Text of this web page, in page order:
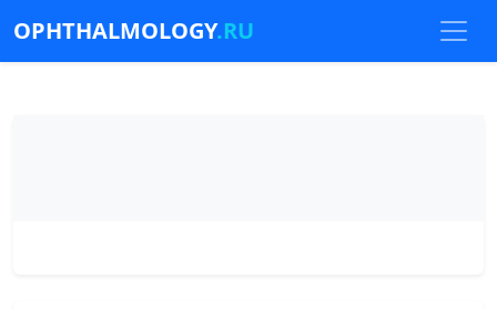
OPHTHALMOLOGY.RU